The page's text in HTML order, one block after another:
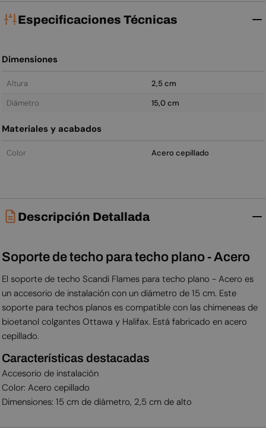
Especificaciones Técnicas
Dimensiones
Altura
2,5 cm
Diámetro
15,0 cm
Materiales y acabados
Color Acero cepillado
Descripción Detallada
Soporte de techo para techo plano - Acero
El soporte de techo Scandi Flames para techo plano - Acero es
un accesorio de instalación con un diámetro de 15 cm. Este
soporte para techos planos es compatible con las chimeneas de
bioetanol colgantes Ottawa y Halifax. Está fabricado en acero
cepillado.
Características destacadas
Accesorio de instalación
Color: Acero cepillado
Dimensiones: 15 cm de diámetro, 2,5 cm de alto